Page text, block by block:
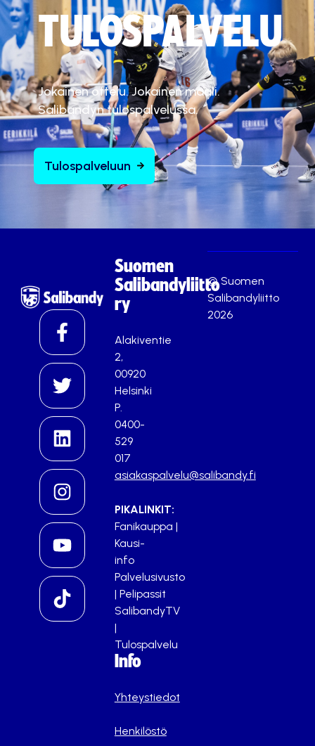
TULOSPALVELU
Jokainen ottelu. Jokainen maali.
Salibandyn tulospalvelussa.
Tulospalveluun
Suomen
Salibandyliitto
ry
Alakiventie
2,
00920
Helsinki
P.
0400-
529
017
asiakaspalvelu@salibandy.fi
PIKALINKIT:
Fanikauppa |
Kausi-
info
Palvelusivusto
| Pelipassit
SalibandyTV
|
Tulospalvelu
Info
Yhteystiedot
Henkilöstö
© Suomen
Salibandyliitto
2026